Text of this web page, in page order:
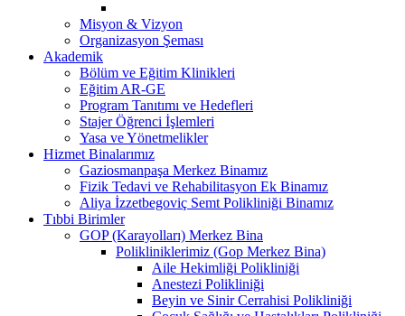
Misyon & Vizyon
Organizasyon Şeması
Akademik
Bölüm ve Eğitim Klinikleri
Eğitim AR-GE
Program Tanıtımı ve Hedefleri
Stajer Öğrenci İşlemleri
Yasa ve Yönetmelikler
Hizmet Binalarımız
Gaziosmanpaşa Merkez Binamız
Fizik Tedavi ve Rehabilitasyon Ek Binamız
Aliya İzzetbegoviç Semt Polikliniği Binamız
Tıbbi Birimler
GOP (Karayolları) Merkez Bina
Polikliniklerimiz (Gop Merkez Bina)
Aile Hekimliği Polikliniği
Anestezi Polikliniği
Beyin ve Sinir Cerrahisi Polikliniği